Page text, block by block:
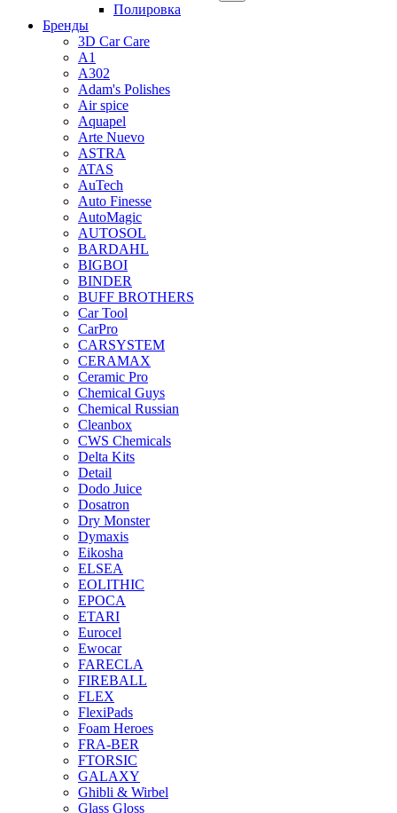
Полировка
Бренды
3D Car Care
A1
A302
Adam's Polishes
Air spice
Aquapel
Arte Nuevo
ASTRA
ATAS
AuTech
Auto Finesse
AutoMagic
AUTOSOL
BARDAHL
BIGBOI
BINDER
BUFF BROTHERS
Car Tool
CarPro
CARSYSTEM
CERAMAX
Ceramic Pro
Chemical Guys
Chemical Russian
Cleanbox
CWS Chemicals
Delta Kits
Detail
Dodo Juice
Dosatron
Dry Monster
Dymaxis
Eikosha
ELSEA
EOLITHIC
EPOCA
ETARI
Eurocel
Ewocar
FARECLA
FIREBALL
FLEX
FlexiPads
Foam Heroes
FRA-BER
FTORSIC
GALAXY
Ghibli & Wirbel
Glass Gloss